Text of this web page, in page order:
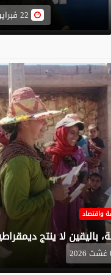
واقتصاد
باليقين لا ينتج